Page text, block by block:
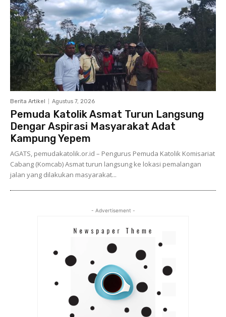
Berita Artikel Agustus 7, 2026
Pemuda Katolik Asmat Turun Langsung
Dengar Aspirasi Masyarakat Adat
Kampung Yepem
AGATS, pemudakatolik.or.id – Pengurus Pemuda Katolik Komisariat
Cabang (Komcab) Asmat turun langsung ke lokasi pemalangan
jalan yang dilakukan masyarakat...
- Advertisement -